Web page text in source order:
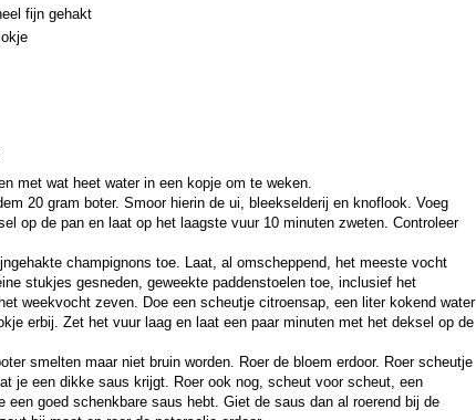
fijn gehakt
met wat heet water in een kopje om te weken.
20 gram boter. Smoor hierin de ui, bleekselderij en knoflook. Voeg
op de pan en laat op het laagste vuur 10 minuten zweten. Controleer
champignons toe. Laat, al omscheppend, het meeste vocht
stukjes gesneden, geweekte paddenstoelen toe, inclusief het
weekvocht zeven. Doe een scheutje citroensap, een liter kokend water
erbij. Zet het vuur laag en laat een paar minuten met het deksel op de
smelten maar niet bruin worden. Roer de bloem erdoor. Roer scheutje
je een dikke saus krijgt. Roer ook nog, scheut voor scheut, een
een goed schenkbare saus hebt. Giet de saus dan al roerend bij de